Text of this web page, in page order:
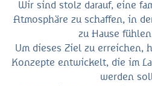
Wir sind stolz darauf, eine
Atmosphäre zu schaffen, in
zu Hause
Um dieses Ziel zu erreichen,
Konzepte entwickelt, die im
werden